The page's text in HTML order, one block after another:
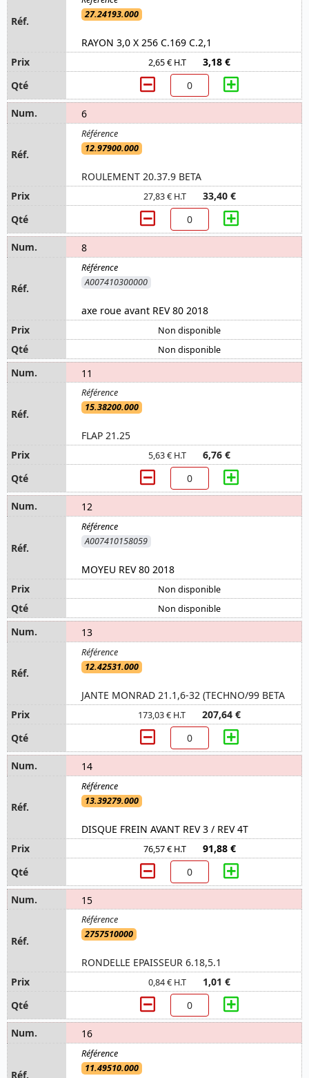
27.24193.000
RAYON 3,0 X 256 C.169 C.2,1
2,65 € H.T 3,18 €
6
12.97900.000
ROULEMENT 20.37.9 BETA
27,83 € H.T 33,40 €
8
A007410300000
axe roue avant REV 80 2018
Non disponible
Non disponible
11
15.38200.000
FLAP 21.25
5,63 € H.T 6,76 €
12
A007410158059
MOYEU REV 80 2018
Non disponible
Non disponible
13
12.42531.000
JANTE MONRAD 21.1,6-32 (TECHNO/99 BETA
173,03 € H.T 207,64 €
14
13.39279.000
DISQUE FREIN AVANT REV 3 / REV 4T
76,57 € H.T 91,88 €
15
2757510000
RONDELLE EPAISSEUR 6.18,5.1
0,84 € H.T 1,01 €
16
11.49510.000